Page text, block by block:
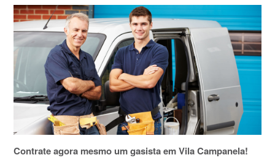
Contrate agora mesmo um gasista em Vila Campanela!